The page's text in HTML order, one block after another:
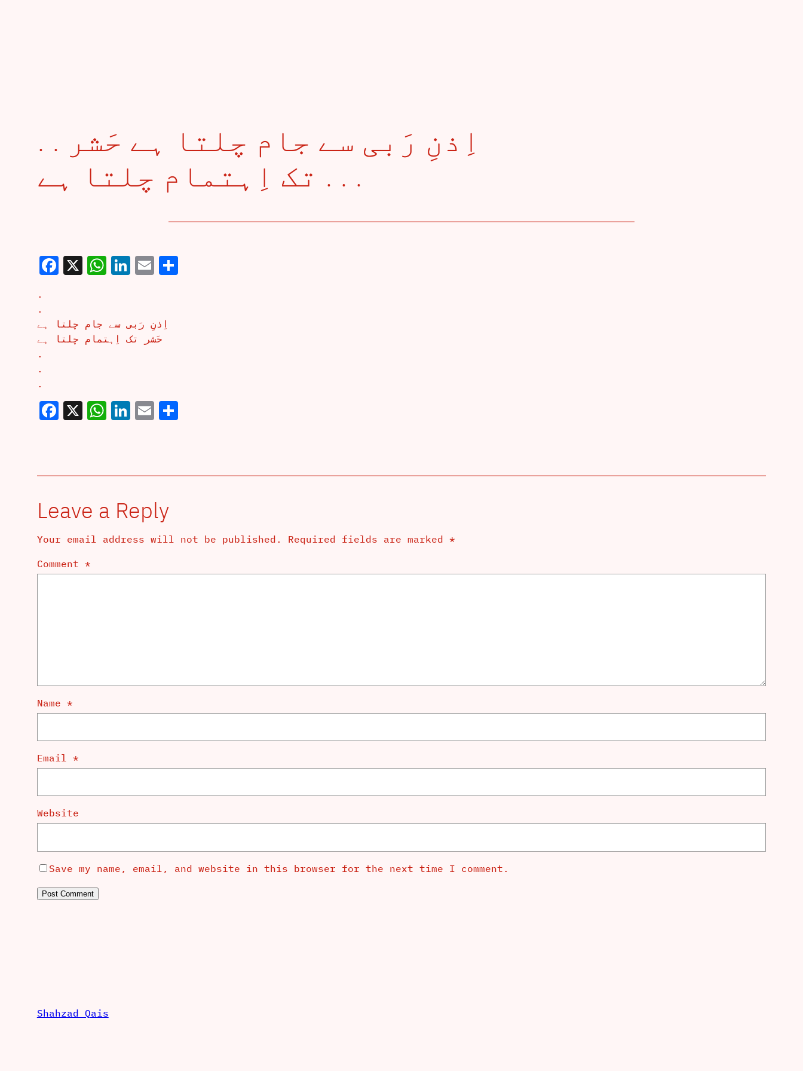
. . اِذنِ رَبی سے جام چلتا ہے حَشر
تک اِہتمام چلتا ہے . . .
Facebook
X WhatsApp
LinkedIn
EmailShare
.
.
اِذنِ رَبی سے جام چلتا ہے
حَشر تک اِہتمام چلتا ہے
.
.
.
Facebook
X WhatsApp
LinkedIn
EmailShare
Leave a Reply
Your email address will not be published. Required fields are marked *
Comment *
Name *
Email *
Website
Save my name, email, and website in this browser for the next time I comment.
Shahzad Qais